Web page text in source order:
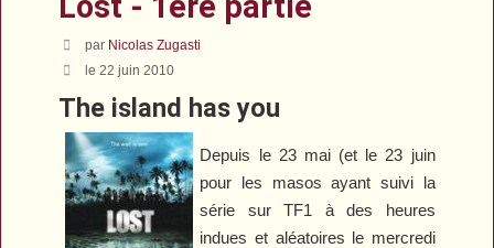
par Nicolas Zugasti
le 22 juin 2010
The island has you
Depuis le 23 mai (et le 23 juin
pour les masos ayant suivi la
série sur TF1 à des heures
indues et aléatoires le mercredi